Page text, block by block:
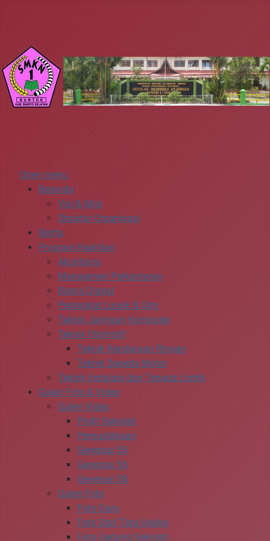
Open menu
Beranda
Visi & Misi
Struktur Organisasi
Berita
Program Keahlian
Akuntansi
Manajemen Perkantoran
Bisnis Digital
Perangkat Lunak & Gim
Teknik Jaringan Komputer
Teknik Otomotif
Teknik Kendaraan Ringan
Teknik Sepeda Motor
Teknik Instalasi dan Tenaga Listrik
Galeri Foto & Video
Galeri Video
Profil Sekolah
Perpustakaan
Generasi 55
Generasi 56
Generasi 58
Galeri Foto
Foto Guru
Foto Staf Tata Usaha
Foto Gedung Sekolah